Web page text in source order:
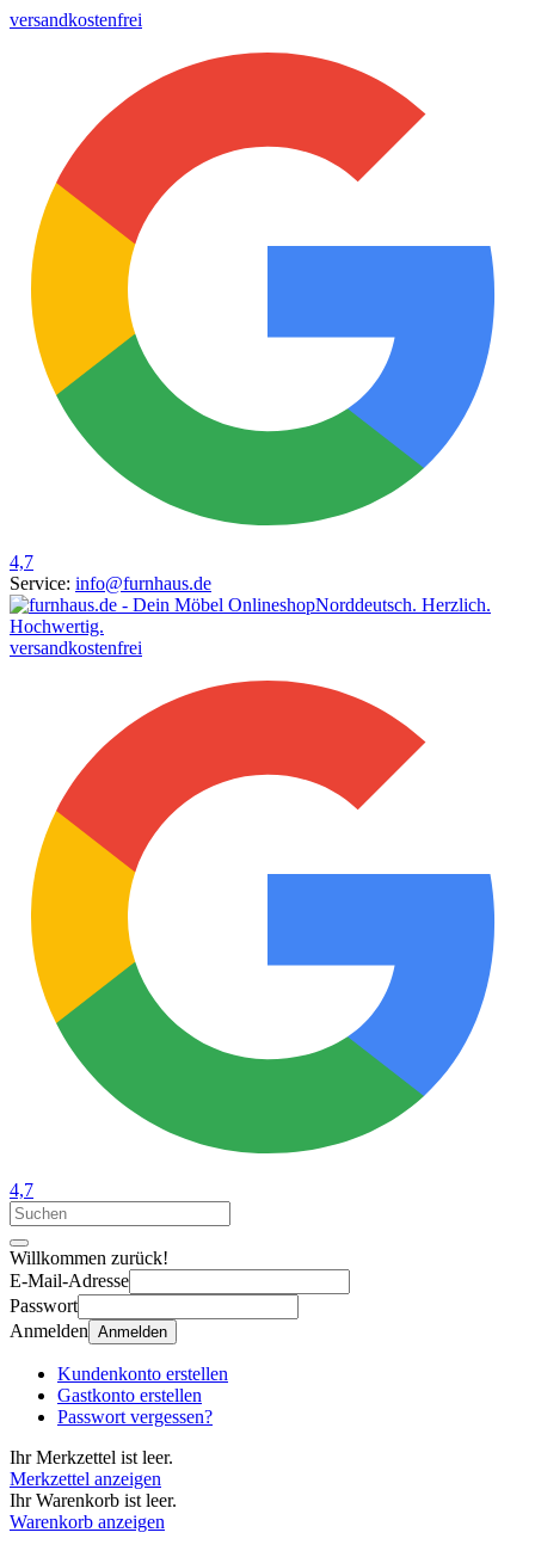
versandkostenfrei
4,7
Service: info@furnhaus.de
Norddeutsch. Herzlich.
Hochwertig.
versandkostenfrei
4,7
Willkommen zurück!
E-Mail-Adresse
Passwort
Anmelden Anmelden
Kundenkonto erstellen
Gastkonto erstellen
Passwort vergessen?
Ihr Merkzettel ist leer.
Merkzettel anzeigen
Ihr Warenkorb ist leer.
Warenkorb anzeigen